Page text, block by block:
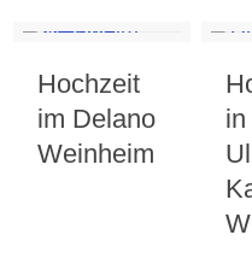
Hochzeit
im Delano
Weinheim
in